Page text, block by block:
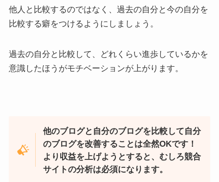
他人と比較するのではなく、過去の自分と今の自分を
比較する癖をつけるようにしましょう。
過去の自分と比較して、どれくらい進歩しているかを
意識したほうがモチベーションが上がります。
他のブログと自分のブログを比較して自分
のブログを改善することは全然OKです！
より収益を上げようとすると、むしろ競合
サイトの分析は必須になります。